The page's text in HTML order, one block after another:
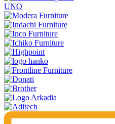
UNO